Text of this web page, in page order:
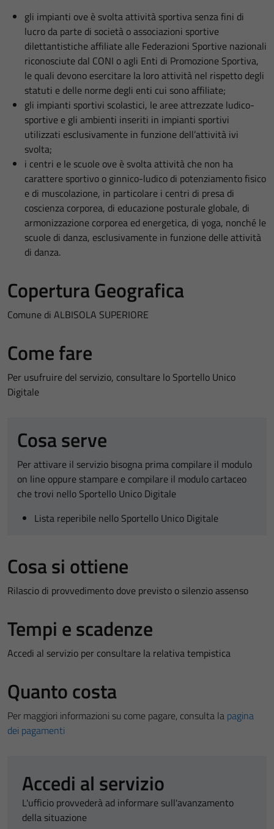
gli impianti ove è svolta attività sportiva senza fini di
lucro da parte di società o associazioni sportive
dilettantistiche affiliate alle Federazioni Sportive nazionali
riconosciute dal CONI o agli Enti di Promozione Sportiva,
le quali devono esercitare la loro attività nel rispetto degli
statuti e delle norme degli enti cui sono affiliate;
gli impianti sportivi scolastici, le aree attrezzate ludico-
sportive e gli ambienti inseriti in impianti sportivi
utilizzati esclusivamente in funzione dell’attività ivi
svolta;
i centri e le scuole ove è svolta attività che non ha
carattere sportivo o ginnico-ludico di potenziamento fisico
e di muscolazione, in particolare i centri di presa di
coscienza corporea, di educazione posturale globale, di
armonizzazione corporea ed energetica, di yoga, nonché le
scuole di danza, esclusivamente in funzione delle attività
di danza.
Copertura Geografica
Comune di ALBISOLA SUPERIORE
Come fare
Per usufruire del servizio, consultare lo Sportello Unico
Digitale
Cosa serve
Per attivare il servizio bisogna prima compilare il modulo
on line oppure stampare e compilare il modulo cartaceo
che trovi nello Sportello Unico Digitale
Lista reperibile nello Sportello Unico Digitale
Cosa si ottiene
Rilascio di provvedimento dove previsto o silenzio assenso
Tempi e scadenze
Accedi al servizio per consultare la relativa tempistica
Quanto costa
Per maggiori informazioni su come pagare, consulta la pagina
dei pagamenti
Accedi al servizio
L'ufficio provvederà ad informare sull'avanzamento
della situazione